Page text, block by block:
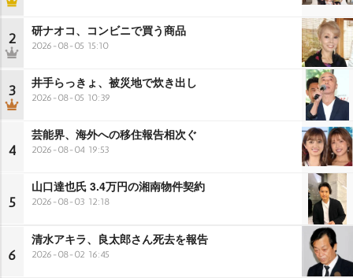
2 研ナオコ、コンビニで買う商品
2026-08-05 15:10
3 井手らっきょ、被災地で炊き出し
2026-08-05 10:39
4
芸能界、海外への移住報告相次ぐ
2026-08-04 19:53
5
山口達也氏 3.4万円の湘南物件契約
2026-08-03 12:18
6
清水アキラ、良太郎さん死去を報告
2026-08-02 16:45